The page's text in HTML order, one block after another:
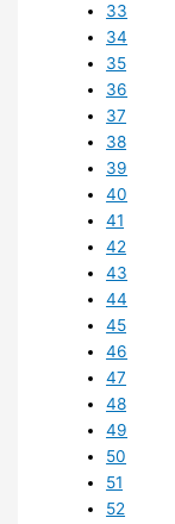
33
34
35
36
37
38
39
40
41
42
43
44
45
46
47
48
49
50
51
52